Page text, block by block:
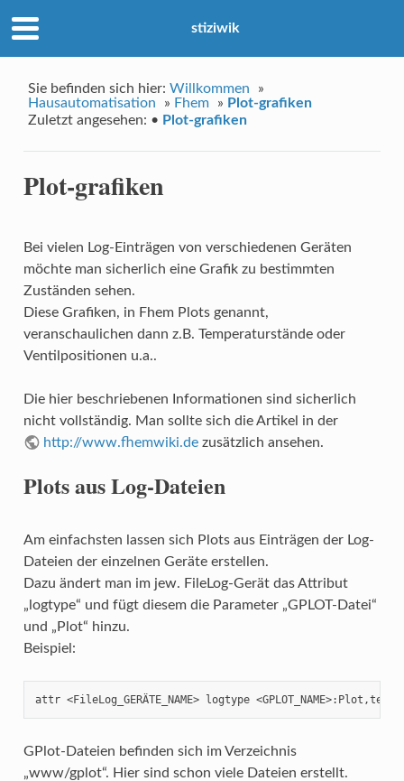
stiziwik
Sie befinden sich hier:Willkommen
»
Hausautomatisation
» Fhem » Plot-grafiken
Zuletzt angesehen: • Plot-grafiken
Plot-grafiken
Bei vielen Log-Einträgen von verschiedenen Geräten
möchte man sicherlich eine Grafik zu bestimmten
Zuständen sehen.
Diese Grafiken, in Fhem Plots genannt,
veranschaulichen dann z.B. Temperaturstände oder
Ventilpositionen u.a..
Die hier beschriebenen Informationen sind sicherlich
nicht vollständig. Man sollte sich die Artikel in der
http://www.fhemwiki.dezusätzlich ansehen.
Plots aus Log-Dateien
Am einfachsten lassen sich Plots aus Einträgen der Log-
Dateien der einzelnen Geräte erstellen.
Dazu ändert man im jew. FileLog-Gerät das Attribut
„logtype“ und fügt diesem die Parameter „GPLOT-Datei“
und „Plot“ hinzu.
Beispiel:
attr <FileLog_GERÄTE_NAME> logtype <GPLOT_NAME>:Plot,text
GPlot-Dateien befinden sich im Verzeichnis
„www/gplot“. Hier sind schon viele Dateien erstellt.